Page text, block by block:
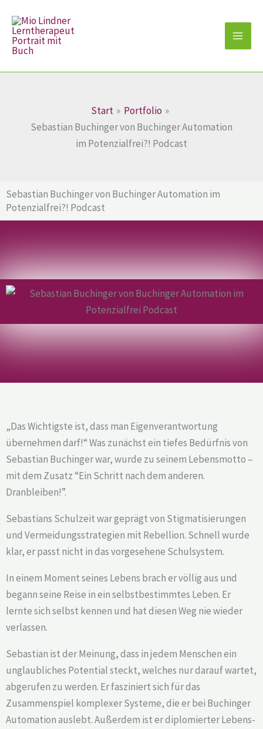
Inhalt
springen
Start
Portfolio
Sebastian Buchinger von Buchinger Automation
im Potenzialfrei?! Podcast
Sebastian Buchinger von Buchinger Automation im
Potenzialfrei?! Podcast
„Das Wichtigste ist, dass man Eigenverantwortung
übernehmen darf!“ Was zunächst ein tiefes Bedürfnis von
Sebastian Buchinger war, wurde zu seinem Lebensmotto –
mit dem Zusatz “Ein Schritt nach dem anderen.
Dranbleiben!”.
Sebastians Schulzeit war geprägt von Stigmatisierungen
und Vermeidungsstrategien mit Rebellion. Schnell wurde
klar, er passt nicht in das vorgesehene Schulsystem.
In einem Moment seines Lebens brach er völlig aus und
begann seine Reise in ein selbstbestimmtes Leben. Er
lernte sich selbst kennen und hat diesen Weg nie wieder
verlassen.
Sebastian ist der Meinung, dass in jedem Menschen ein
unglaubliches Potential steckt, welches nur darauf wartet,
abgerufen zu werden. Er fasziniert sich für das
Zusammenspiel komplexer Systeme, die er bei Buchinger
Automation auslebt. Außerdem ist er diplomierter Lebens-